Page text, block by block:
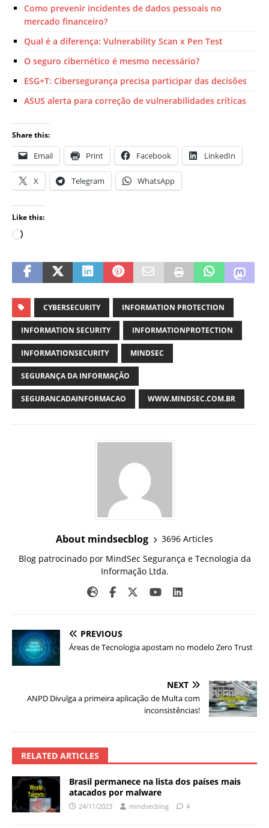
Como prevenir incidentes de dados pessoais no
mercado financeiro?
Qual é a diferença: Vulnerability Scan x Pen Test
O seguro cibernético é mesmo necessário?
ESG+T: Cibersegurança precisa participar das decisões
ASUS alerta para correção de vulnerabilidades críticas
Share this:
Email Print Facebook LinkedIn
X Telegram WhatsApp
Like this:
CYBERSECURITY INFORMATION PROTECTION
INFORMATION SECURITY INFORMATIONPROTECTION
INFORMATIONSECURITY MINDSEC
SEGURANÇA DA INFORMAÇÃO
SEGURANCADAINFORMACAO WWW.MINDSEC.COM.BR
About mindsecblog
3696 Articles
Blog patrocinado por MindSec Segurança e Tecnologia da
Informação Ltda.
PREVIOUS
Áreas de Tecnologia apostam no modelo Zero Trust
NEXT
ANPD Divulga a primeira aplicação de Multa com
inconsistências!
RELATED ARTICLES
Brasil permanece na lista dos países mais
atacados por malware
24/11/2023 mindsecblog 4